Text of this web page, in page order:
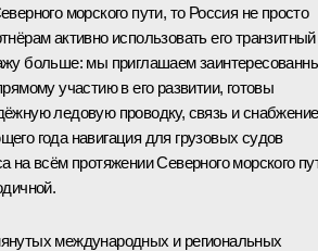
морского пути, то Россия не просто
активно использовать его транзитный
больше: мы приглашаем
участию в его развитии, готовы
ледовую проводку, связь и
года навигация для грузовых судов
на всём протяжении Северного морского
международных и региональных